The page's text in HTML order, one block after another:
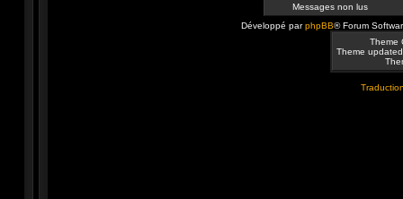
Messages non lus
Développé parphpBB® Forum
Theme
Theme